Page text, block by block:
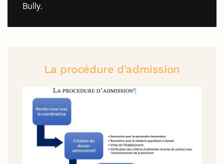
Bully.
La procédure d'admission